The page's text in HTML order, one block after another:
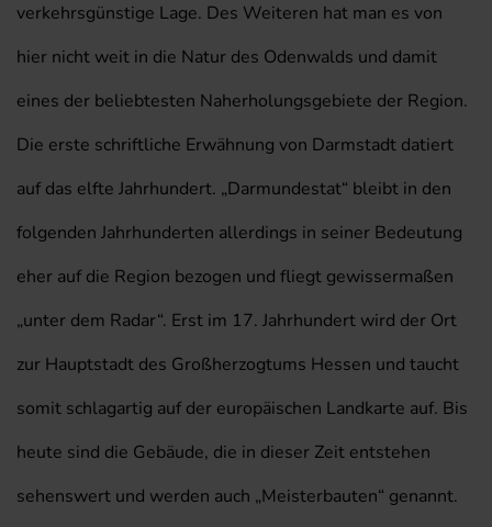
verkehrsgünstige Lage. Des Weiteren hat man es von
hier nicht weit in die Natur des Odenwalds und damit
eines der beliebtesten Naherholungsgebiete der Region.
Die erste schriftliche Erwähnung von Darmstadt datiert
auf das elfte Jahrhundert. „Darmundestat“ bleibt in den
folgenden Jahrhunderten allerdings in seiner Bedeutung
eher auf die Region bezogen und fliegt gewissermaßen
„unter dem Radar“. Erst im 17. Jahrhundert wird der Ort
zur Hauptstadt des Großherzogtums Hessen und taucht
somit schlagartig auf der europäischen Landkarte auf. Bis
heute sind die Gebäude, die in dieser Zeit entstehen
sehenswert und werden auch „Meisterbauten“ genannt.